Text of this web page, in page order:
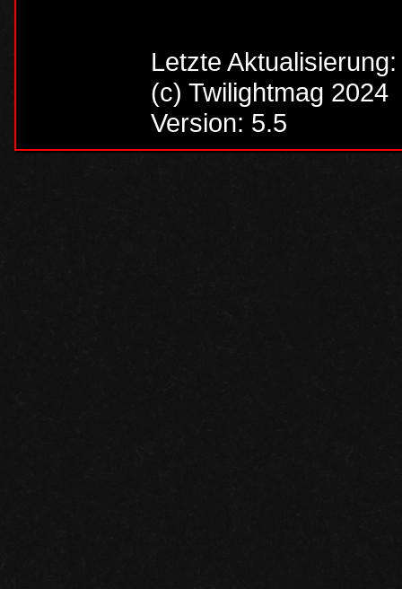
Letzte
(c) Twilightmag 2024
Version: 5.5